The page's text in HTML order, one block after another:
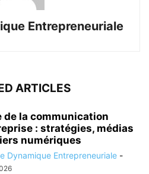
Entrepreneuriale
ARTICLES
de la communication
: stratégies, médias
numériques
Dynamique Entrepreneuriale -